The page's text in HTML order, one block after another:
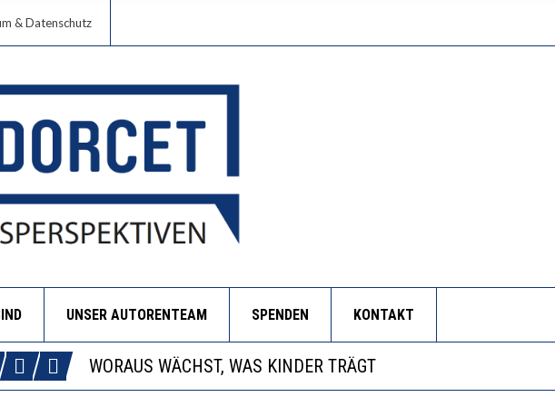
& Datenschutz
UNSER AUTORENTEAM SPENDEN KONTAKT
DIE GANZE HILFLOSIGKEIT DES BILDUNGSBÜRGERTUMS
WORAUS WÄCHST, WAS KINDER TRÄGT
“WIR BEOBACHTEN EINEN REGELRECHTEN STURZFLUG BEI